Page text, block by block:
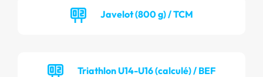
Javelot (800 g) / TCM
Triathlon U14-U16 (calculé) / BEF